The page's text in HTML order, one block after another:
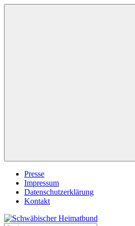
Zum
Presse
Impressum
Datenschutzerklärung
Kontakt